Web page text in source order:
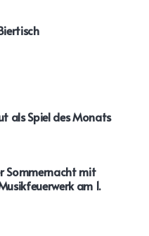
als Spiel des Monats
Sommernacht mit
am 1.